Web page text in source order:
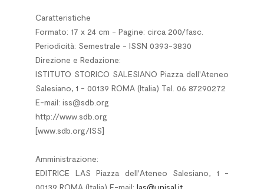
Caratteristiche
Formato: 17 x 24 cm - Pagine: circa 200/fasc.
Periodicità: Semestrale - ISSN 0393-3830
Direzione e Redazione:
ISTITUTO STORICO SALESIANO Piazza dell'Ateneo
Salesiano, 1 - 00139 ROMA (Italia) Tel. 06 87290272
E-mail: iss@sdb.org
http://www.sdb.org
[www.sdb.org/ISS]
Amministrazione:
EDITRICE LAS Piazza dell'Ateneo Salesiano, 1 -
00139 ROMA (Italia) E-mail: las@unisal.it